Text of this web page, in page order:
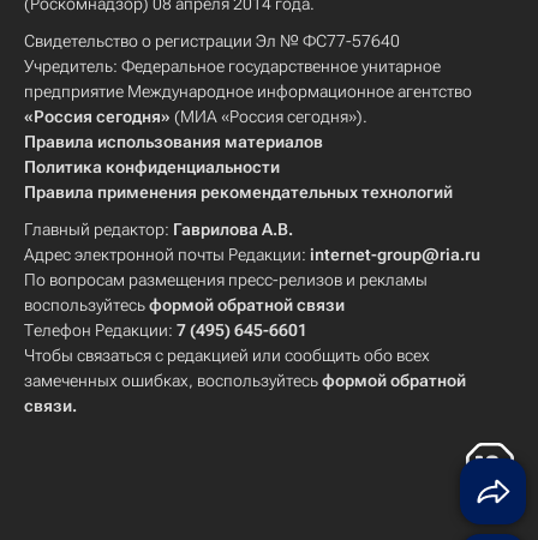
Свидетельство о регистрации Эл № ФС77-57640
Учредитель: Федеральное государственное унитарное
предприятие Международное информационное агентство
«Россия сегодня» (МИА «Россия сегодня»).
Правила использования материалов
Политика конфиденциальности
Правила применения рекомендательных технологий
Главный редактор: Гаврилова А.В.
Адрес электронной почты Редакции: internet-group@ria.ru
По вопросам размещения пресс-релизов и рекламы
воспользуйтесьформой обратной связи
Телефон Редакции: 7 (495) 645-6601
Чтобы связаться с редакцией или сообщить обо всех
замеченных ошибках, воспользуйтесьформой обратной
связи.